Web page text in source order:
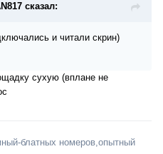
сказал:
и читали скрин)
сухую (вплане не
блатных номеров,опытный